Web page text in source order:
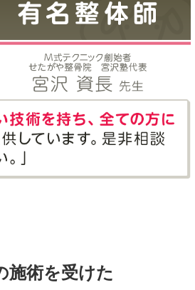
施術を受けた